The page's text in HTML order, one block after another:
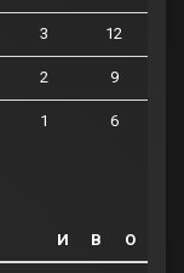
3 12
2 9
1 6
И В О